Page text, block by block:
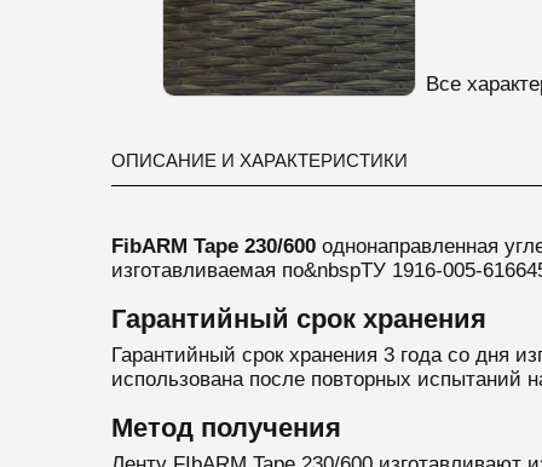
Все
ОПИСАНИЕ И ХАРАКТЕРИСТИКИ
FibARM Tape 230/600 однонаправленная
изготавливаемая по&nbspТУ 1916-005-
Гарантийный срок хранения
Гарантийный срок хранения 3 года со дня
использована после повторных испытаний
Метод получения